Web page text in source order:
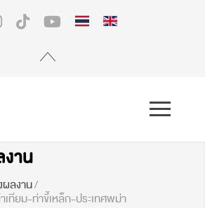
าน
ผลงาน/
ทียม-ท่าขี้เหล็ก-ประเทศพม่า